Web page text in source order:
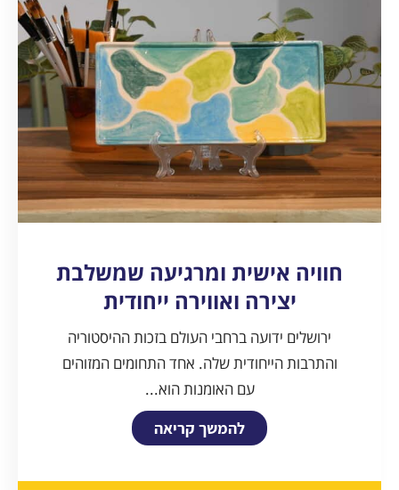
חוויה אישית ומרגיעה שמשלבת
יצירה ואווירה ייחודית
ירושלים ידועה ברחבי העולם בזכות ההיסטוריה
והתרבות הייחודית שלה. אחד התחומים המזוהים
עם האומנות הוא...
להמשך קריאה